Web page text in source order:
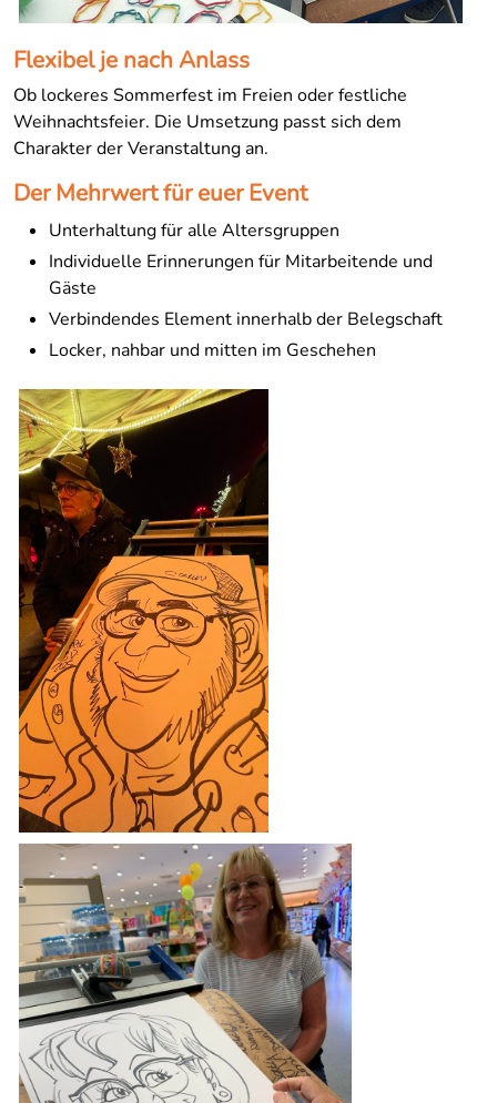
Flexibel je nach Anlass
Ob lockeres Sommerfest im Freien oder festliche
Weihnachtsfeier. Die Umsetzung passt sich dem
Charakter der Veranstaltung an.
Der Mehrwert für euer Event
Unterhaltung für alle Altersgruppen
Individuelle Erinnerungen für Mitarbeitende und
Gäste
Verbindendes Element innerhalb der Belegschaft
Locker, nahbar und mitten im Geschehen